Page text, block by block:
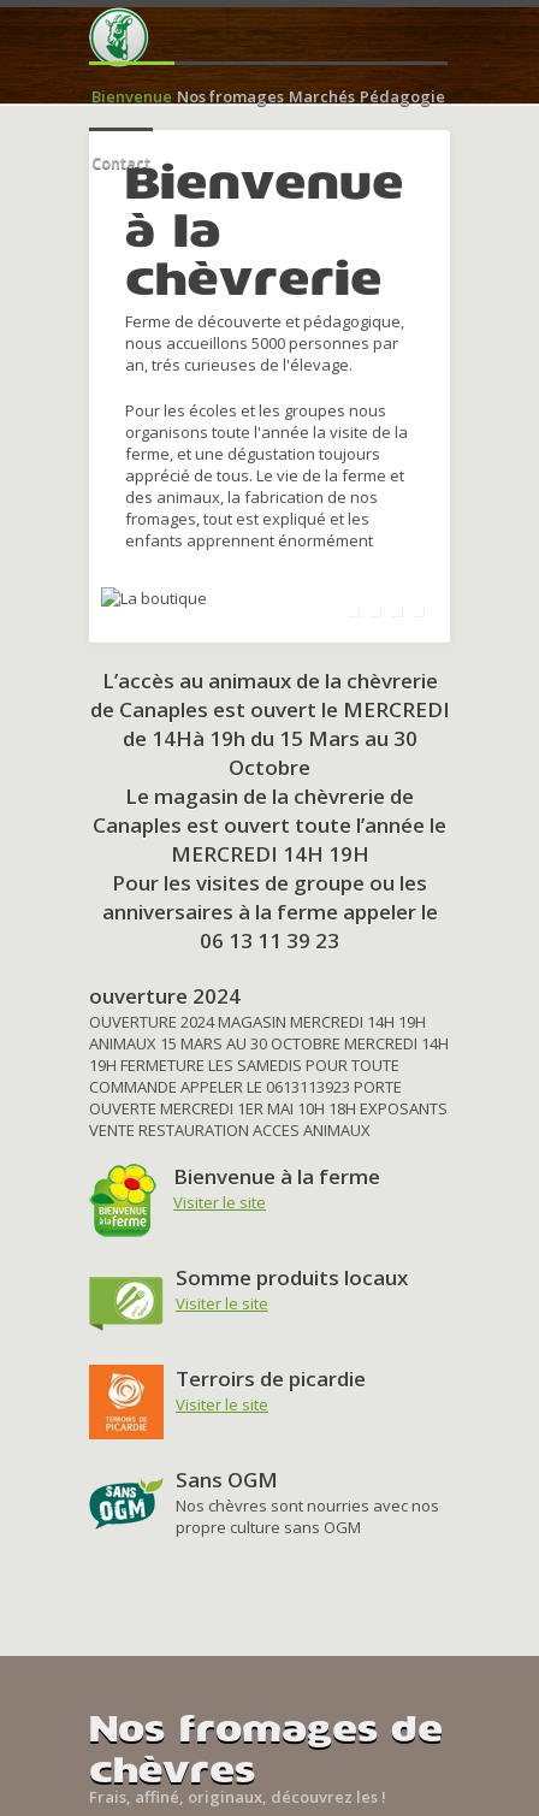
Bienvenue Nos fromages Marchés Pédagogie
ContactBienvenue
à la
chèvrerie
Ferme de découverte et pédagogique,
nous accueillons 5000 personnes par
an, trés curieuses de l'élevage.
Pour les écoles et les groupes nous
organisons toute l'année la visite de la
ferme, et une dégustation toujours
apprécié de tous. Le vie de la ferme et
des animaux, la fabrication de nos
fromages, tout est expliqué et les
enfants apprennent énormément
L’accès au animaux de la chèvrerie
de Canaples est ouvert le MERCREDI
de 14Hà 19h du 15 Mars au 30
Octobre
Le magasin de la chèvrerie de
Canaples est ouvert toute l’année le
MERCREDI 14H 19H
Pour les visites de groupe ou les
anniversaires à la ferme appeler le
06 13 11 39 23
ouverture 2024
OUVERTURE 2024 MAGASIN MERCREDI 14H 19H
ANIMAUX 15 MARS AU 30 OCTOBRE MERCREDI 14H
19H FERMETURE LES SAMEDIS POUR TOUTE
COMMANDE APPELER LE 0613113923 PORTE
OUVERTE MERCREDI 1ER MAI 10H 18H EXPOSANTS
VENTE RESTAURATION ACCES ANIMAUX
Bienvenue à la ferme
Visiter le site
Somme produits locaux
Visiter le site
Terroirs de picardie
Visiter le site
Sans OGM
Nos chèvres sont nourries avec nos
propre culture sans OGM
Nos fromages de
chèvres
Frais, affiné, originaux, découvrez les !